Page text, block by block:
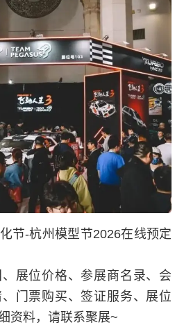
节-杭州模型节2026在线预定
展位价格、参展商名录、会
门票购买、签证服务、展位
资料，请联系聚展~